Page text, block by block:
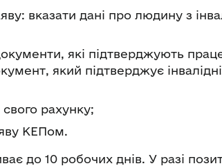
вказати дані про людину з
які підтверджують
який підтверджує
свого рахунку;
КЕПом.
до 10 робочих днів. У разі